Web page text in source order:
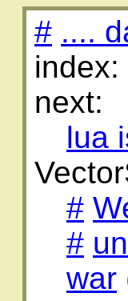
# ....
index:
next:
lua
#
#
war